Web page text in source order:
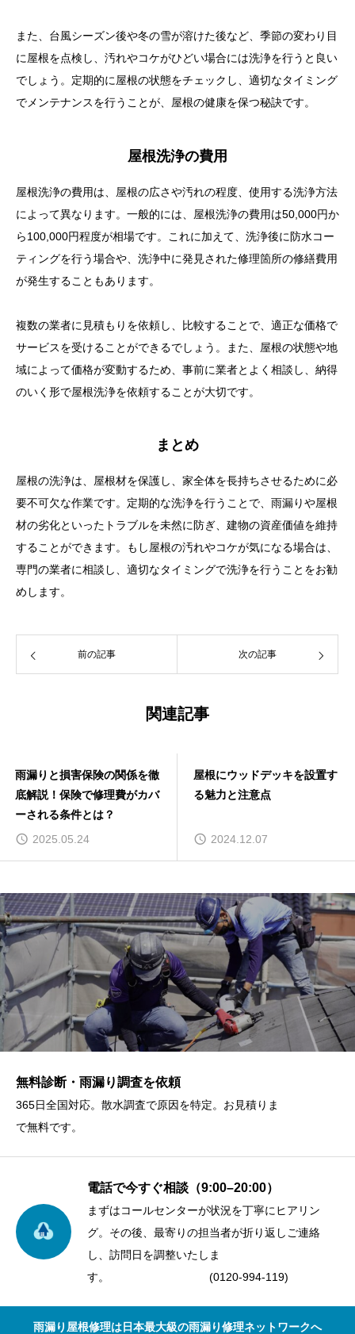
また、台風シーズン後や冬の雪が溶けた後など、季節の変わり目
に屋根を点検し、汚れやコケがひどい場合には洗浄を行うと良い
でしょう。定期的に屋根の状態をチェックし、適切なタイミング
でメンテナンスを行うことが、屋根の健康を保つ秘訣です。
屋根洗浄の費用
屋根洗浄の費用は、屋根の広さや汚れの程度、使用する洗浄方法
によって異なります。一般的には、屋根洗浄の費用は50,000円か
ら100,000円程度が相場です。これに加えて、洗浄後に防水コー
ティングを行う場合や、洗浄中に発見された修理箇所の修繕費用
が発生することもあります。
複数の業者に見積もりを依頼し、比較することで、適正な価格で
サービスを受けることができるでしょう。また、屋根の状態や地
域によって価格が変動するため、事前に業者とよく相談し、納得
のいく形で屋根洗浄を依頼することが大切です。
まとめ
屋根の洗浄は、屋根材を保護し、家全体を長持ちさせるために必
要不可欠な作業です。定期的な洗浄を行うことで、雨漏りや屋根
材の劣化といったトラブルを未然に防ぎ、建物の資産価値を維持
することができます。もし屋根の汚れやコケが気になる場合は、
専門の業者に相談し、適切なタイミングで洗浄を行うことをお勧
めします。
前の記事 次の記事
関連記事
雨漏りと損害保険の関係を徹
底解説！保険で修理費がカバ
ーされる条件とは？
2025.05.24
屋根にウッドデッキを設置す
る魅力と注意点
2024.12.07
無料診断・雨漏り調査を依頼
365日全国対応。散水調査で原因を特定。お見積りま
で無料です。
電話で今すぐ相談（9:00–20:00）
まずはコールセンターが状況を丁寧にヒアリン
グ。その後、最寄りの担当者が折り返しご連絡
し、訪問日を調整いたしま
す。 (0120-994-119)
雨漏り屋根修理は日本最大級の雨漏り修理ネットワークへ